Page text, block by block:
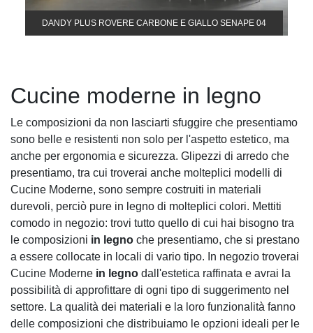
DANDY PLUS ROVERE CARBONE E GIALLO SENAPE 04
Cucine moderne in legno
Le composizioni da non lasciarti sfuggire che presentiamo
sono belle e resistenti non solo per l'aspetto estetico, ma
anche per ergonomia e sicurezza. Glipezzi di arredo che
presentiamo, tra cui troverai anche molteplici modelli di
Cucine Moderne, sono sempre costruiti in materiali
durevoli, perciò pure in legno di molteplici colori. Mettiti
comodo in negozio: trovi tutto quello di cui hai bisogno tra
le composizioni in legno che presentiamo, che si prestano
a essere collocate in locali di vario tipo. In negozio troverai
Cucine Moderne in legno dall'estetica raffinata e avrai la
possibilità di approfittare di ogni tipo di suggerimento nel
settore. La qualità dei materiali e la loro funzionalità fanno
delle composizioni che distribuiamo le opzioni ideali per le